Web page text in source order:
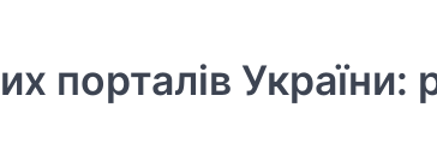
порталів України: